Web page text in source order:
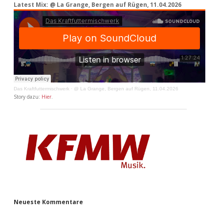
Latest Mix: @ La Grange, Bergen auf Rügen, 11.04.2026
Das Kraftfuttermischwerk · @ La Grange, Bergen auf Rügen, 11.04.2026
Story dazu: Hier.
Neueste Kommentare